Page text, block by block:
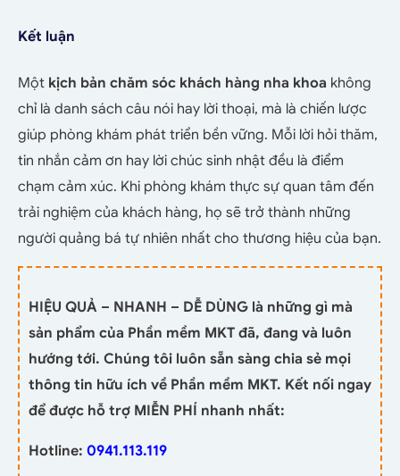
Kết luận
Một kịch bản chăm sóc khách hàng nha khoa không
chỉ là danh sách câu nói hay lời thoại, mà là chiến lược
giúp phòng khám phát triển bền vững. Mỗi lời hỏi thăm,
tin nhắn cảm ơn hay lời chúc sinh nhật đều là điểm
chạm cảm xúc. Khi phòng khám thực sự quan tâm đến
trải nghiệm của khách hàng, họ sẽ trở thành những
người quảng bá tự nhiên nhất cho thương hiệu của bạn.
HIỆU QUẢ – NHANH – DỄ DÙNG là những gì mà
sản phẩm của Phần mềm MKT đã, đang và luôn
hướng tới. Chúng tôi luôn sẵn sàng chia sẻ mọi
thông tin hữu ích về Phần mềm MKT. Kết nối ngay
để được hỗ trợ MIỄN PHÍ nhanh nhất:
Hotline: 0941.113.119